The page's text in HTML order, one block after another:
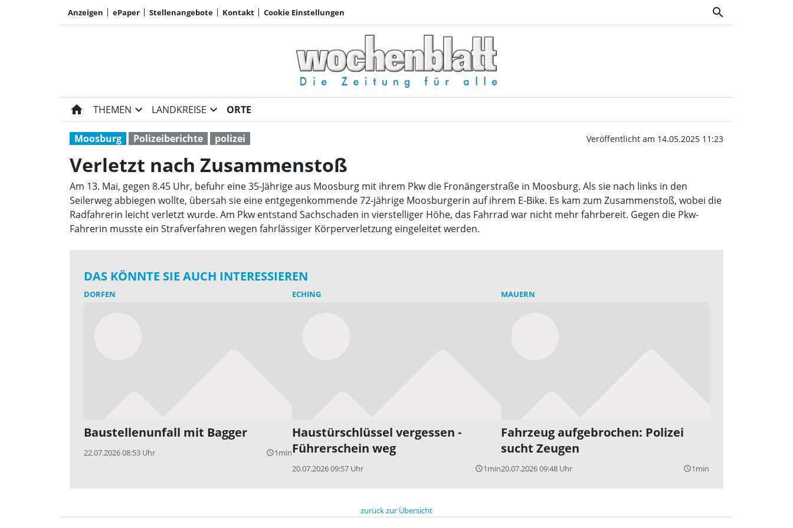
Anzeigen ePaper Stellenangebote Kontakt Cookie Einstellungen search
Verletzt nach Zusammenstoß | Wochenblatt
home THEMEN expand_more LANDKREISE expand_more ORTE
Moosburg Polizeiberichte polizei Veröffentlicht am 14.05.2025 11:23
Verletzt nach Zusammenstoß
Am 13. Mai, gegen 8.45 Uhr, befuhr eine 35-Jährige aus Moosburg mit ihrem Pkw die Fronängerstraße in Moosburg. Als sie nach links in den
Seilerweg abbiegen wollte, übersah sie eine entgegenkommende 72-jährige Moosburgerin auf ihrem E-Bike. Es kam zum Zusammenstoß, wobei die
Radfahrerin leicht verletzt wurde. Am Pkw entstand Sachschaden in vierstelliger Höhe, das Fahrrad war nicht mehr fahrbereit. Gegen die Pkw-
Fahrerin musste ein Strafverfahren wegen fahrlässiger Körperverletzung eingeleitet werden.
DAS KÖNNTE SIE AUCH INTERESSIEREN
DORFEN
Baustellenunfall mit Bagger
22.07.2026 08:53 Uhr query_builder1min
ECHING
Haustürschlüssel vergessen -
Führerschein weg
20.07.2026 09:57 Uhr query_builder1min
MAUERN
Fahrzeug aufgebrochen: Polizei
sucht Zeugen
20.07.2026 09:48 Uhr query_builder1min
zurück zur Übersicht